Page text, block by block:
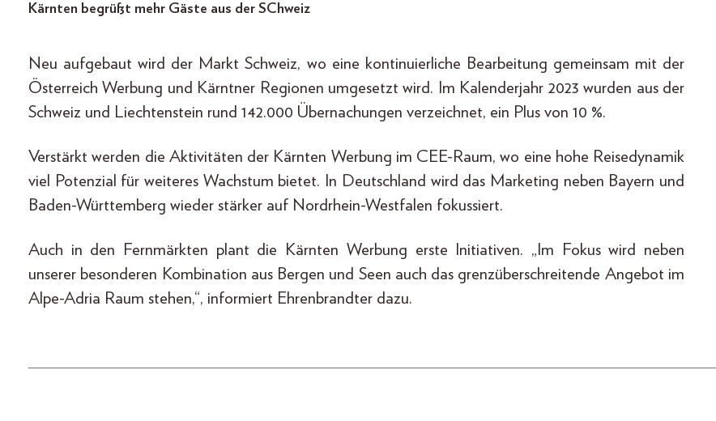
Kärnten begrüßt mehr Gäste aus der SChweiz
Neu aufgebaut wird der Markt Schweiz, wo eine kontinuierliche Bearbeitung gemeinsam mit der
Österreich Werbung und Kärntner Regionen umgesetzt wird. Im Kalenderjahr 2023 wurden aus der
Schweiz und Liechtenstein rund 142.000 Übernachungen verzeichnet, ein Plus von 10 %.
Verstärkt werden die Aktivitäten der Kärnten Werbung im CEE-Raum, wo eine hohe Reisedynamik
viel Potenzial für weiteres Wachstum bietet. In Deutschland wird das Marketing neben Bayern und
Baden-Württemberg wieder stärker auf Nordrhein-Westfalen fokussiert.
Auch in den Fernmärkten plant die Kärnten Werbung erste Initiativen. „Im Fokus wird neben
unserer besonderen Kombination aus Bergen und Seen auch das grenzüberschreitende Angebot im
Alpe-Adria Raum stehen,“, informiert Ehrenbrandter dazu.